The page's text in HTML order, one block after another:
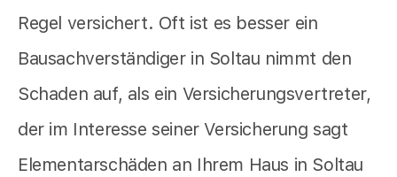
Regel versichert. Oft ist es besser ein
Bausachverständiger in Soltau nimmt den
Schaden auf, als ein Versicherungsvertreter,
der im Interesse seiner Versicherung sagt
Elementarschäden an Ihrem Haus in Soltau